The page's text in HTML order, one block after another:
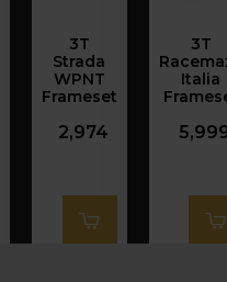
3T
Strada
WPNT
Frameset
2,974
3T
Italia